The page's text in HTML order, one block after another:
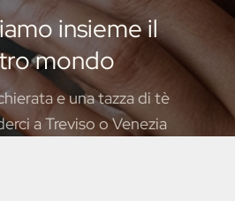
insieme il
mondo
e una tazza di tè
a Treviso o Venezia